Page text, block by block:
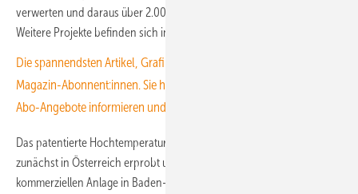
verwerten und daraus über 2.000 Tonnen Wasserstoff erzeugen.
Weitere Projekte befinden sich in Planung.
Die spannendsten Artikel, Grafiken und Dossiers erhalten unsere
Magazin-Abonnent:innen. Sie haben noch kein Abo? Jetzt über alle
Abo-Angebote informieren und Wissensvorsprung sichern.
Das patentierte Hochtemperatur-Vergasungsverfahren wurde
zunächst in Österreich erprobt und seit 2024 in einer ersten
kommerziellen Anlage in Baden-Württemberg eingesetzt. Die